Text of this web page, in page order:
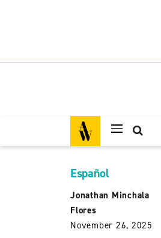
Español
Jonathan Minchala
Flores
November 26, 2025